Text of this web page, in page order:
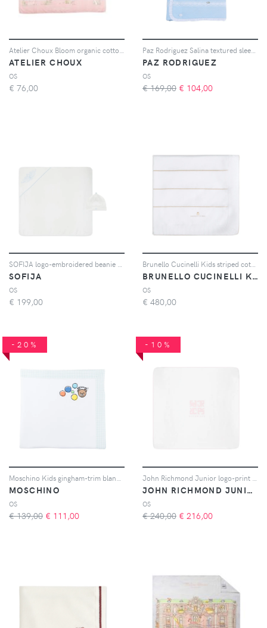
ATELIER CHOUX
OS
€ 76,00
PAZ RODRIGUEZ
OS
€ 169,00 € 104,00
SOFIJA
OS
€ 199,00
BRUNELLO CUCINELLI KIDS
OS
€ 480,00
-20%
MOSCHINO
OS
€ 139,00 € 111,00
-10%
JOHN RICHMOND JUNIOR
OS
€ 240,00 € 216,00